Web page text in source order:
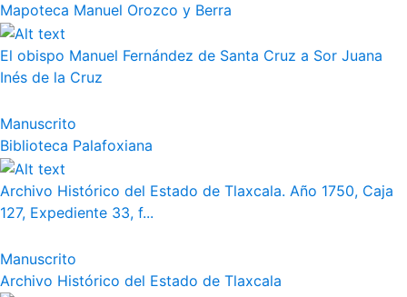
Mapoteca Manuel Orozco y Berra
El obispo Manuel Fernández de Santa Cruz a Sor Juana
Inés de la Cruz
Manuscrito
Biblioteca Palafoxiana
Archivo Histórico del Estado de Tlaxcala. Año 1750, Caja
127, Expediente 33, f...
Manuscrito
Archivo Histórico del Estado de Tlaxcala